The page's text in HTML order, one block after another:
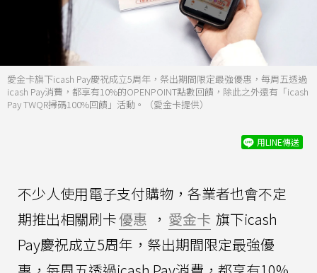
愛金卡旗下icash Pay慶祝成立5周年，祭出期間限定最強優惠，每周五透過
icash Pay消費，都享有10%的OPENPOINT點數回饋，除此之外還有「icash
Pay TWQR掃碼100%回饋」活動。（愛金卡提供）
用LINE傳送
不少人使用電子支付購物，各業者也會不定
期推出相關刷卡優惠 ， 愛金卡 旗下icash
Pay慶祝成立5周年，祭出期間限定最強優